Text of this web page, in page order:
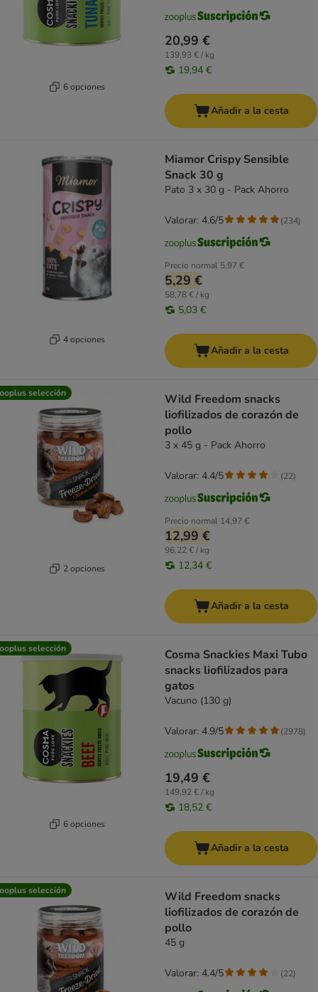
6 opciones
20,99 €
139,93 € / kg
19,94 €
Añadir a la cesta
4 opciones
Miamor Crispy Sensible
Snack 30 g
Pato 3 x 30 g - Pack Ahorro
Precio normal 5,97 €
5,29 €
58,78 € / kg
5,03 €
Valorar: 4.6/5 (234)
Añadir a la cesta
selección
2 opciones
Wild Freedom snacks
liofilizados de corazón de
pollo
3 x 45 g - Pack Ahorro
Precio normal 14,97 €
12,99 €
96,22 € / kg
12,34 €
Valorar: 4.4/5 (22)
Añadir a la cesta
selección
6 opciones
Cosma Snackies Maxi Tubo
snacks liofilizados para
gatos
Vacuno (130 g)
19,49 €
149,92 € / kg
18,52 €
Valorar: 4.9/5 (2978)
Añadir a la cesta
selección
Wild Freedom snacks
liofilizados de corazón de
pollo
45 g
Valorar: 4.4/5 (22)